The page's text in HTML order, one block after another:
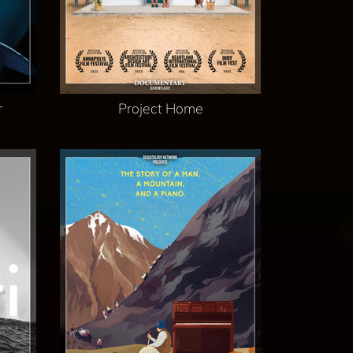
Project Home